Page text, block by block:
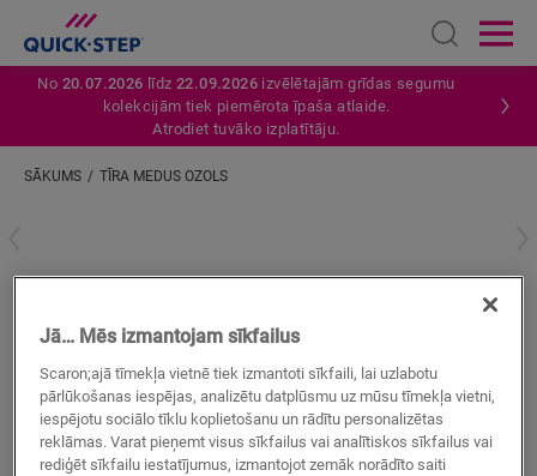
Open
No 20.07.2026 līdz22.09.2026 izvēlētajām grīdas segumu
kolekcijām tiek piemērota īpaša atlaide.
Atrodiet tuvāko izplatītāju.
SĀKUMS TĪRA MEDUS OZOLS
VINILA AKSESUĀRI STANDARD SKIRTING
Skaista apdare
Jūsu vinila grīdai
Krāsas pieskaņotas jūsu grīdai
Pret skrāpējumiem izturīgs virsējais slānis
Jā… Mēs izmantojam sīkfailus
Scaron;ajā tīmekļa vietnē tiek izmantoti sīkfaili, lai uzlabotu
pārlūkošanas iespējas, analizētu datplūsmu uz mūsu tīmekļa vietni,
iespējotu sociālo tīklu koplietošanu un rādītu personalizētas
reklāmas. Varat pieņemt visus sīkfailus vai analītiskos sīkfailus vai
rediģēt sīkfailu iestatījumus, izmantojot zemāk norādīto saiti